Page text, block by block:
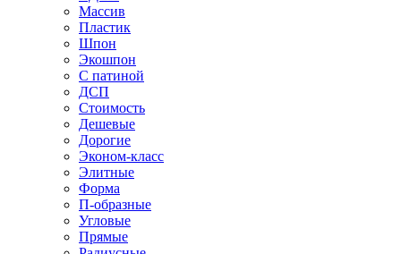
Массив
Пластик
Шпон
Экошпон
С патиной
ДСП
Стоимость
Дешевые
Дорогие
Эконом-класс
Элитные
Форма
П-образные
Угловые
Прямые